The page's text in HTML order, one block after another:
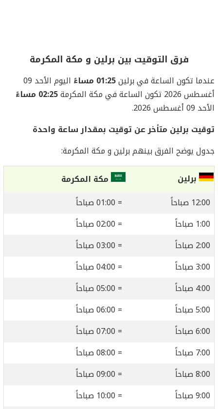
فرق التوقيت بين برلين و مكة المكرمة
عندما تكون الساعة في برلين01:25 مساءً
اليوم الأحد 09
أغسطس 2026 تكون الساعة في مكة المكرمة
02:25 مساءً
الأحد 09 أغسطس 2026.
توقيت برلين متأخر عن توقيت بمقدار ساعة واحدة
جدول يوضح الفرق بينهم برلين و مكة المكرمة:
برلين
مكة المكرمة
12:00 صباحاً
= 01:00 صباحاً
1:00 صباحاً
= 02:00 صباحاً
2:00 صباحاً
= 03:00 صباحاً
3:00 صباحاً
= 04:00 صباحاً
4:00 صباحاً
= 05:00 صباحاً
5:00 صباحاً
= 06:00 صباحاً
6:00 صباحاً
= 07:00 صباحاً
7:00 صباحاً
= 08:00 صباحاً
8:00 صباحاً
= 09:00 صباحاً
9:00 صباحاً
= 10:00 صباحاً